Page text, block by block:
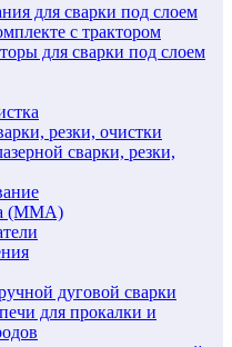
для сварки под слоем
с трактором
для сварки под слоем
резки, очистки
сварки, резки,
(MMA)
дуговой сварки
для прокалки и